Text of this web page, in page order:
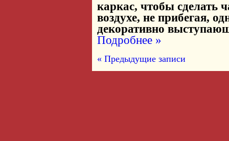
каркас, чтобы сделать
воздухе, не прибегая,
декоративно
Подробнее »
« Предыдущие записи